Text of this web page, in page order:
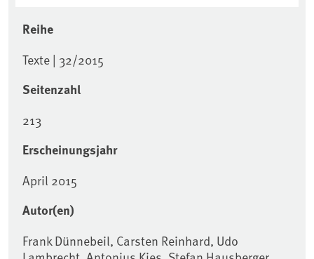
Reihe
Texte | 32/2015
Seitenzahl
213
Erscheinungsjahr
April 2015
Autor(en)
Frank Dünnebeil, Carsten Reinhard, Udo